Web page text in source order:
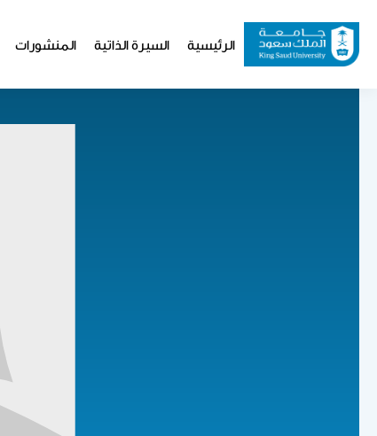
المحتوى
الرئيسي
Website
الرئيسية السيرة الذاتية المنشورات